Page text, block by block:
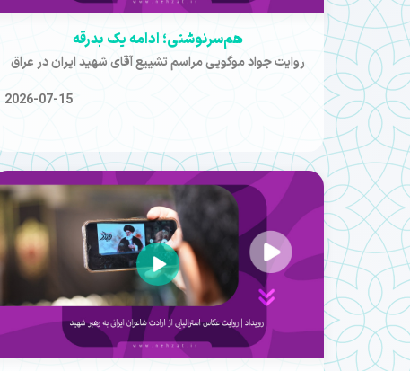
️هم‌سرنوشتی؛ ادامه یک بدرقه
روایت جواد موگویی مراسم تشییع آقای شهید ایران در عراق
2026-07-15